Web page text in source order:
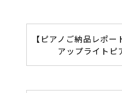
【ピアノご納品レポ
アップライトピ